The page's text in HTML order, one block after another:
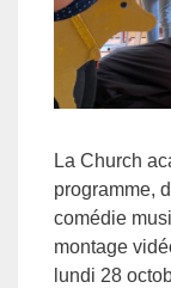
La Church
programme,
comédie
montage
lundi 28